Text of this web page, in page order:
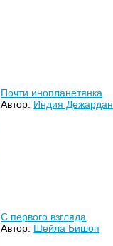
Почти инопланетянка
Автор: Индия Дежардан
С первого взгляда
Автор: Шейла Бишоп